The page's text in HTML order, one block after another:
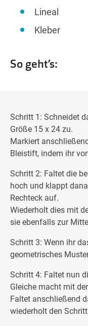
Lineal
Kleber
So geht’s:
Schritt 1: Schneidet
Größe 15 x 24 zu.
Markiert
Bleistift, indem ihr
Schritt 2: Faltet die
hoch und klappt
Rechteck auf.
Wiederholt dies mit
sie ebenfalls zur
Schritt 3: Wenn ihr
geometrisches
Schritt 4: Faltet nun
Gleiche macht mit
Faltet anschließend
wiederholt den